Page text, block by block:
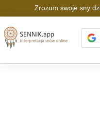
Zrozum swoje sny